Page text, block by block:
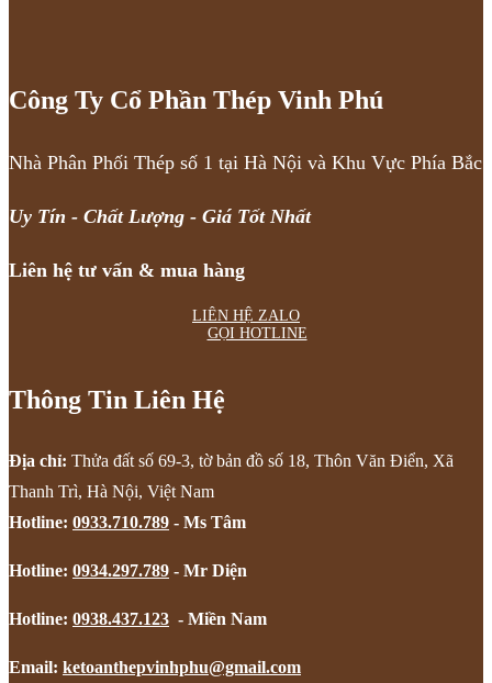
Công Ty Cổ Phần Thép Vinh Phú
Nhà Phân Phối Thép số 1 tại Hà Nội và Khu Vực Phía Bắc
Uy Tín - Chất Lượng - Giá Tốt Nhất
Liên hệ tư vấn & mua hàng
LIÊN HỆ ZALO
GỌI HOTLINE
Thông Tin Liên Hệ
Địa chỉ: Thửa đất số 69-3, tờ bản đồ số 18, Thôn Văn Điển, Xã
Thanh Trì, Hà Nội, Việt Nam
Hotline: 0933.710.789 - Ms Tâm
Hotline: 0934.297.789 - Mr Diện
Hotline: 0938.437.123 - Miền Nam
Email: ketoanthepvinhphu@gmail.com